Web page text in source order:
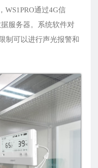
WS1PRO通过4G信
服务器。系统软件对
制可以进行声光报警和